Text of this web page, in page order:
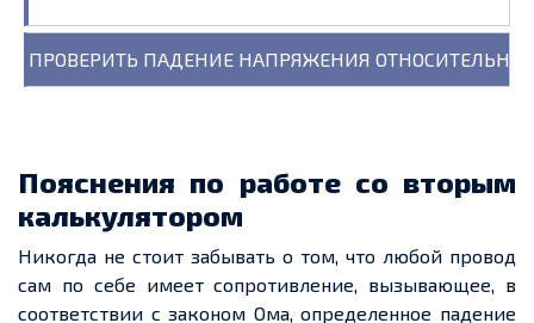
Пояснения по работе со вторым
калькулятором
Никогда не стоит забывать о том, что любой провод
сам по себе имеет сопротивление, вызывающее, в
соответствии с законом Ома, определенное падение